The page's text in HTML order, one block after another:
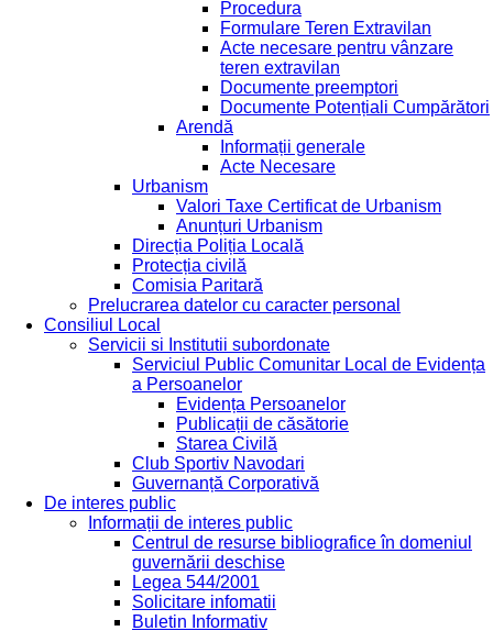
Procedura
Formulare Teren Extravilan
Acte necesare pentru vânzare
teren extravilan
Documente preemptori
Documente Potențiali Cumpărători
Arendă
Informații generale
Acte Necesare
Urbanism
Valori Taxe Certificat de Urbanism
Anunțuri Urbanism
Direcția Poliția Locală
Protecția civilă
Comisia Paritară
Prelucrarea datelor cu caracter personal
Consiliul Local
Servicii si Institutii subordonate
Serviciul Public Comunitar Local de Evidența
a Persoanelor
Evidența Persoanelor
Publicații de căsătorie
Starea Civilă
Club Sportiv Navodari
Guvernanță Corporativă
De interes public
Informații de interes public
Centrul de resurse bibliografice în domeniul
guvernării deschise
Legea 544/2001
Solicitare infomatii
Buletin Informativ